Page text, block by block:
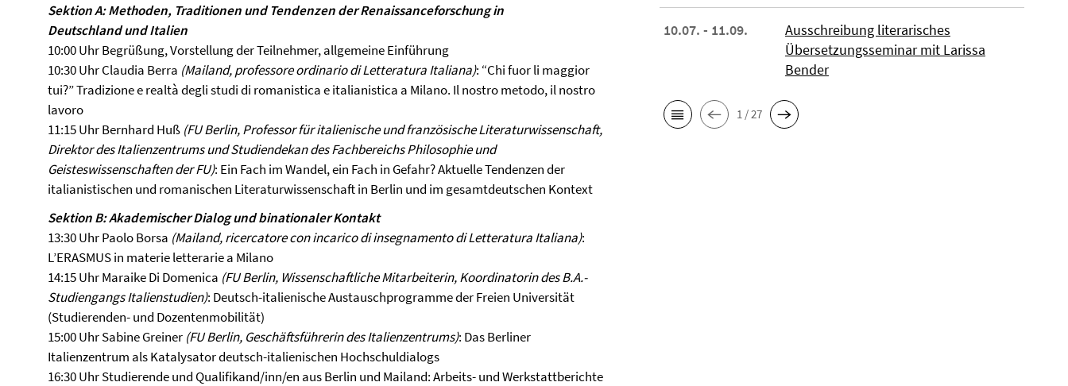
Sektion A: Methoden, Traditionen und Tendenzen der Renaissanceforschung in
Deutschland und Italien
10:00 Uhr Begrüßung, Vorstellung der Teilnehmer, allgemeine Einführung
10:30 Uhr Claudia Berra (Mailand, professore ordinario di Letteratura Italiana): “Chi fuor li maggior
tui?” Tradizione e realtà degli studi di romanistica e italianistica a Milano. Il nostro metodo, il nostro
lavoro
11:15 Uhr Bernhard Huß (FU Berlin, Professor für italienische und französische Literaturwissenschaft,
Direktor des Italienzentrums und Studiendekan des Fachbereichs Philosophie und
Geisteswissenschaften der FU): Ein Fach im Wandel, ein Fach in Gefahr? Aktuelle Tendenzen der
italianistischen und romanischen Literaturwissenschaft in Berlin und im gesamtdeutschen Kontext
Sektion B: Akademischer Dialog und binationaler Kontakt
13:30 Uhr Paolo Borsa (Mailand, ricercatore con incarico di insegnamento di Letteratura Italiana):
L’ERASMUS in materie letterarie a Milano
14:15 Uhr Maraike Di Domenica (FU Berlin, Wissenschaftliche Mitarbeiterin, Koordinatorin des B.A.-
Studiengangs Italienstudien): Deutsch-italienische Austauschprogramme der Freien Universität
(Studierenden- und Dozentenmobilität)
15:00 Uhr Sabine Greiner (FU Berlin, Geschäftsführerin des Italienzentrums): Das Berliner
Italienzentrum als Katalysator deutsch-italienischen Hochschuldialogs
16:30 Uhr Studierende und Qualifikand/inn/en aus Berlin und Mailand: Arbeits- und Werkstattberichte
10.07. - 11.09.
Ausschreibung literarisches
Übersetzungsseminar mit Larissa
Bender
1 / 27